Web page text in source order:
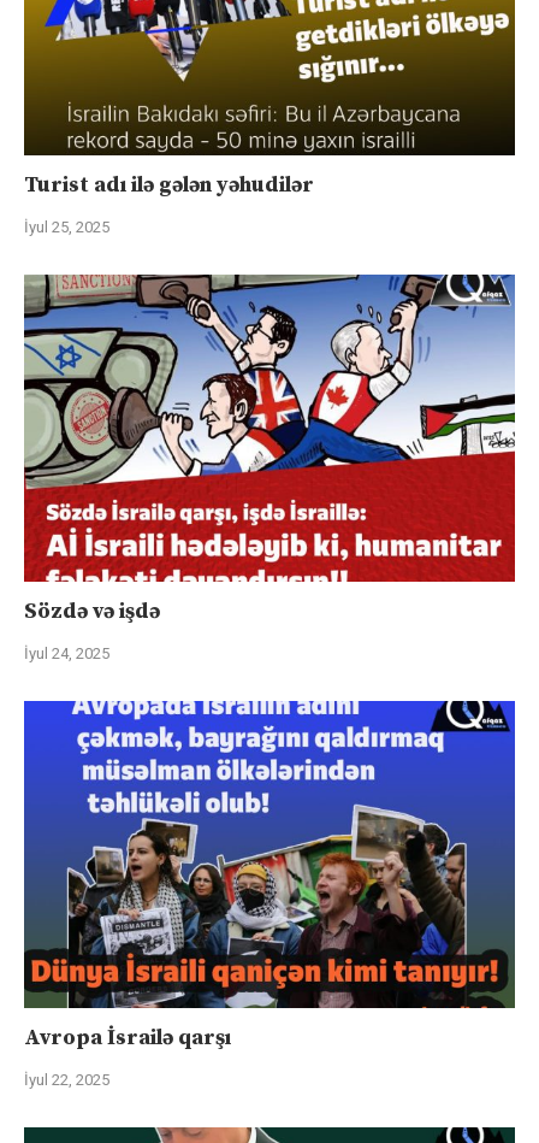
Turist adı ilə gələn yəhudilər
İyul 25, 2025
Sözdə və işdə
İyul 24, 2025
Avropa İsrailə qarşı
İyul 22, 2025